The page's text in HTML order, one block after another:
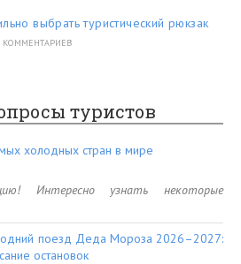
выбрать туристический рюкзак
КОММЕНТАРИЕВ
туристов
холодных стран в мире
Интересно узнать некоторые
поезд Деда Мороза 2026–2027:
остановок